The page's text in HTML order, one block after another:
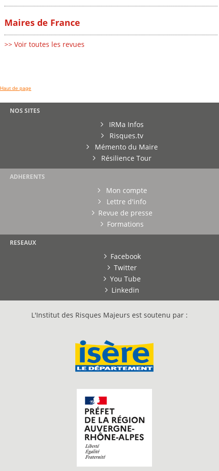
Maires de France
>> Voir toutes les revues
Haut de page
NOS SITES
IRMa Infos
Risques.tv
Mémento du Maire
Résilience Tour
ADHERENTS
Mon compte
Lettre d'info
Revue de presse
Formations
RESEAUX
Facebook
Twitter
You Tube
Linkedin
L'Institut des Risques Majeurs est soutenu par :